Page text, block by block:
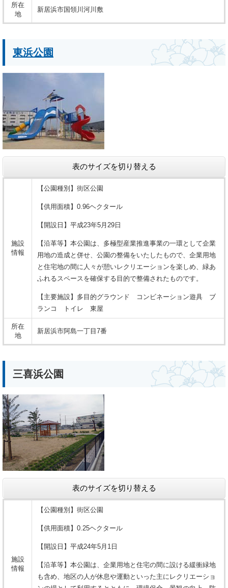
所在
地
新居浜市国領川河川敷
東浜公園
表のサイズを切り替える
施設
情報
【公園種別】街区公園
【供用面積】0.96ヘクタール
【開設日】平成23年5月29日
【沿革等】本公園は、多極型産業推進事業の一環として企業
用地の造成と併せ、公園の整備をいたしたもので、企業用地
と住宅地の間に人々が憩いレクリエーションを楽しめ、緑あ
ふれるスペースを確保する目的で整備されたものです。
【主要施設】多目的グラウンド コンビネーション遊具 ブ
ランコ トイレ 東屋
所在
地
新居浜市阿島一丁目7番
三喜浜公園
表のサイズを切り替える
施設
情報
【公園種別】街区公園
【供用面積】0.25ヘクタール
【開設日】平成24年5月1日
【沿革等】本公園は、企業用地と住宅の間に設ける緩衝緑地
も含め、地区の人が休息や運動といった主にレクリエーショ